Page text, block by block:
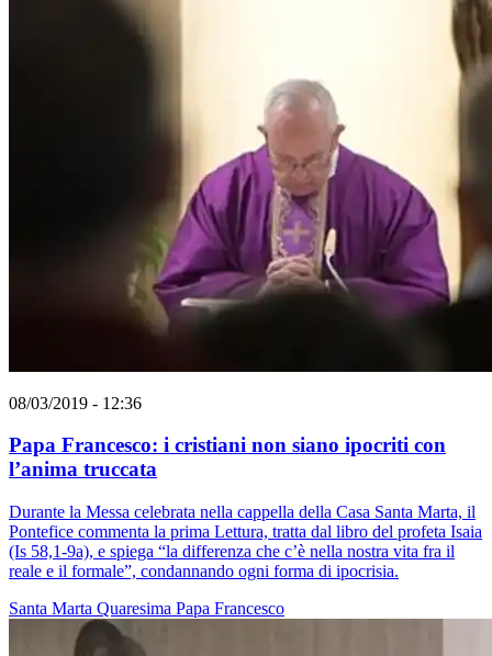
08/03/2019 - 12:36
Papa Francesco: i cristiani non siano ipocriti con
l’anima truccata
Durante la Messa celebrata nella cappella della Casa Santa Marta, il
Pontefice commenta la prima Lettura, tratta dal libro del profeta Isaia
(Is 58,1-9a), e spiega “la differenza che c’è nella nostra vita fra il
reale e il formale”, condannando ogni forma di ipocrisia.
Santa Marta Quaresima Papa Francesco